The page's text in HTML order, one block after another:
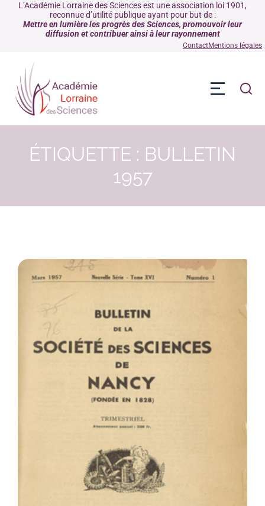
L’Académie Lorraine des Sciences est une association loi 1901,
reconnue d’utilité publique ayant pour but de :
Mettre en lumière les progrès des Sciences, promouvoir leur
diffusion et contribuer ainsi à leur rayonnement
ContactMentions légales
ÉTIQUETTE : BULLETIN
1957